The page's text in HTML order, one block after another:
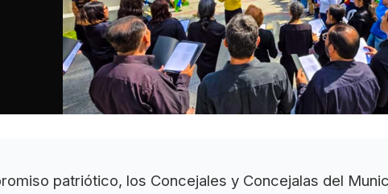
patriótico, los Concejales y Concejalas del